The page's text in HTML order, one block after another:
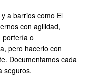
a barrios como El
con agilidad,
portería o
pero hacerlo con
Documentamos cada
seguros.